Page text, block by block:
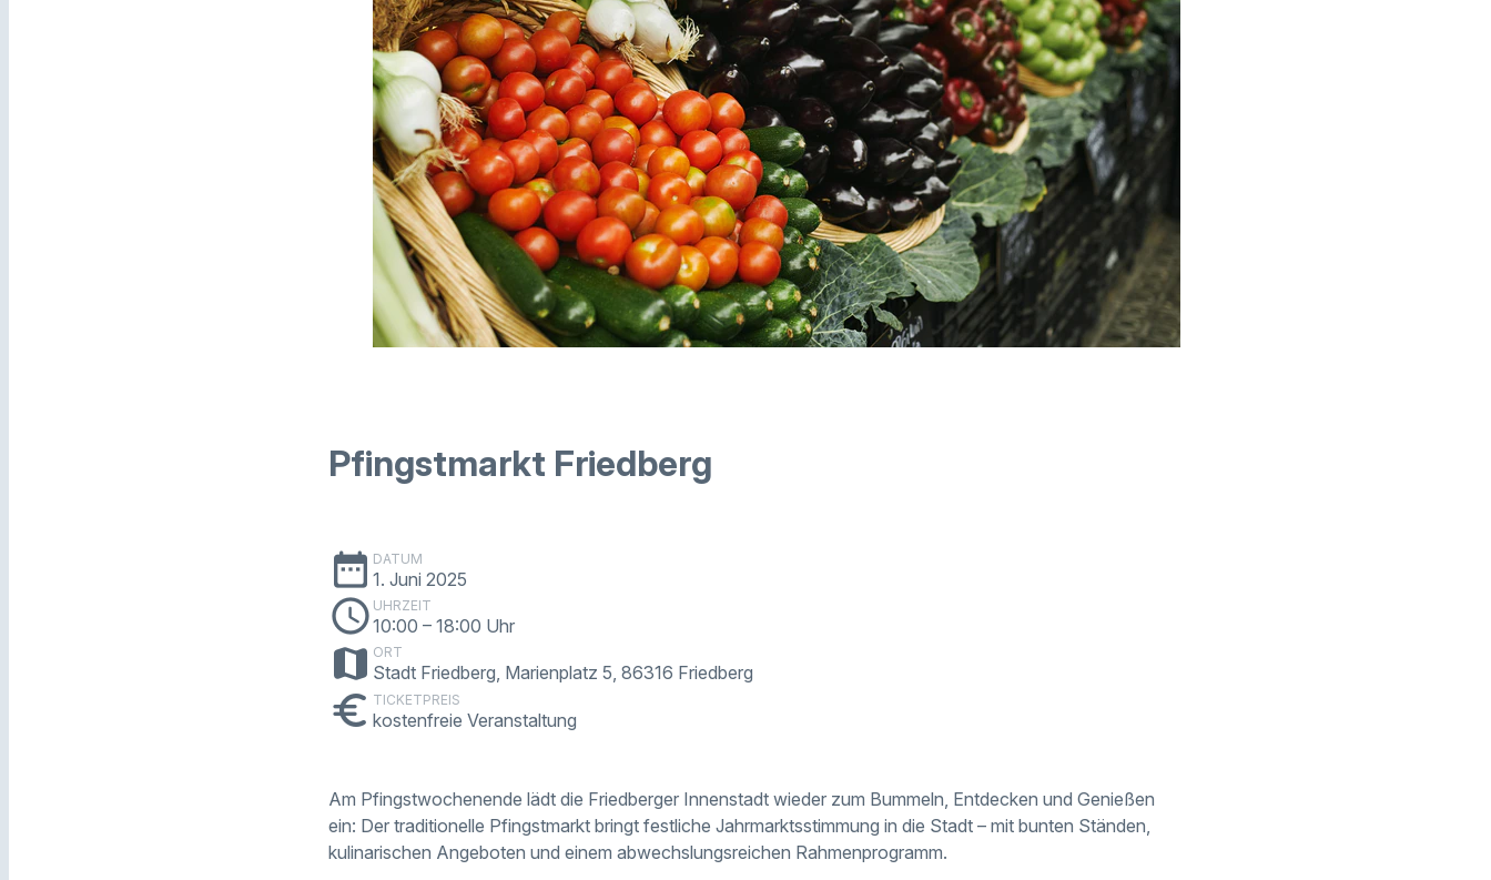
Pfingstmarkt Friedberg
date_range DATUM
1. Juni 2025
schedule UHRZEIT
10:00 – 18:00 Uhr
map ORT
Stadt Friedberg, Marienplatz 5, 86316 Friedberg
euro TICKETPREIS
kostenfreie Veranstaltung
Am Pfingstwochenende lädt die Friedberger Innenstadt wieder zum Bummeln, Entdecken und Genießen
ein: Der traditionelle Pfingstmarkt bringt festliche Jahrmarktsstimmung in die Stadt – mit bunten Ständen,
kulinarischen Angeboten und einem abwechslungsreichen Rahmenprogramm.